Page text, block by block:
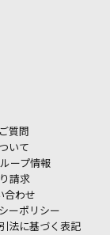
質問
いて
ープ情報
請求
合わせ
ーポリシー
法に基づく表記